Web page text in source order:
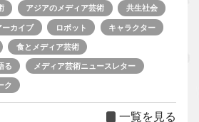
アジアのメディア芸術 共生社会
ーカイブ ロボット キャラクター
食とメディア芸術
る メディア芸術ニュースレター
ク
一覧を見る